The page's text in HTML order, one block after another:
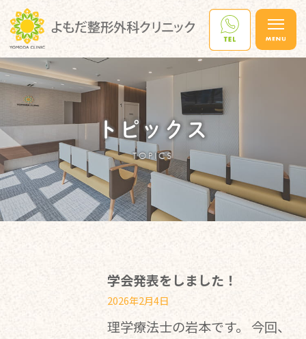
トピックス
TOPICS
学会発表をしました！
2026年2月4日
理学療法士の岩本です。 今回、